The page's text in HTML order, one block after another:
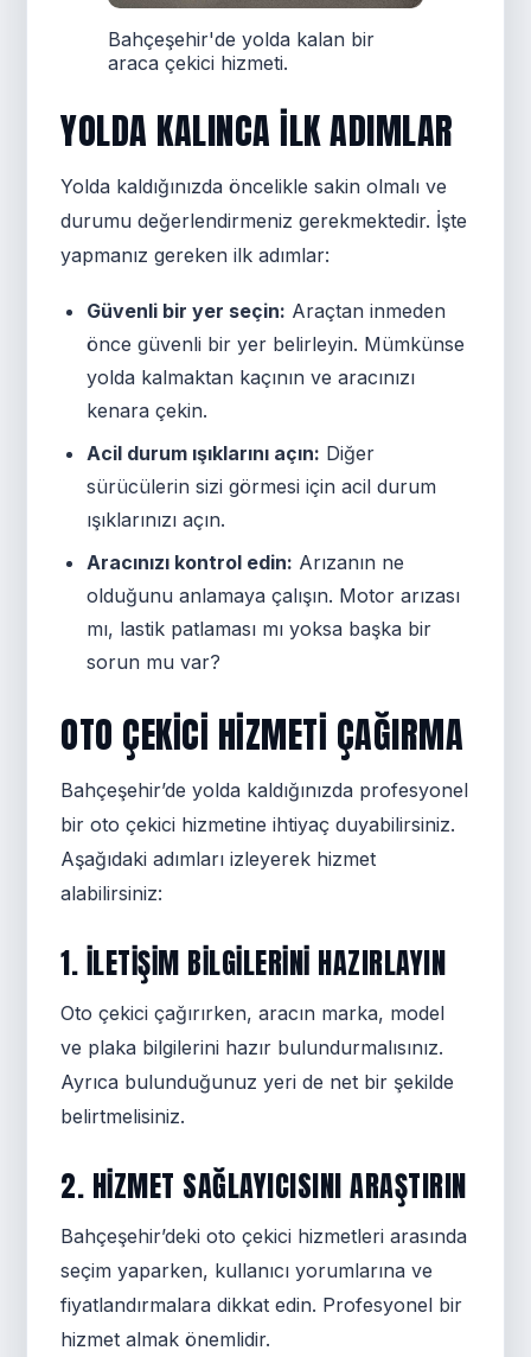
Bahçeşehir'de yolda kalan bir
araca çekici hizmeti.
YOLDA KALINCA İLK ADIMLAR
Yolda kaldığınızda öncelikle sakin olmalı ve
durumu değerlendirmeniz gerekmektedir. İşte
yapmanız gereken ilk adımlar:
Güvenli bir yer seçin: Araçtan inmeden
önce güvenli bir yer belirleyin. Mümkünse
yolda kalmaktan kaçının ve aracınızı
kenara çekin.
Acil durum ışıklarını açın: Diğer
sürücülerin sizi görmesi için acil durum
ışıklarınızı açın.
Aracınızı kontrol edin: Arızanın ne
olduğunu anlamaya çalışın. Motor arızası
mı, lastik patlaması mı yoksa başka bir
sorun mu var?
OTO ÇEKICI HIZMETI ÇAĞIRMA
Bahçeşehir’de yolda kaldığınızda profesyonel
bir oto çekici hizmetine ihtiyaç duyabilirsiniz.
Aşağıdaki adımları izleyerek hizmet
alabilirsiniz:
1. İLETIŞIM BILGILERINI HAZIRLAYIN
Oto çekici çağırırken, aracın marka, model
ve plaka bilgilerini hazır bulundurmalısınız.
Ayrıca bulunduğunuz yeri de net bir şekilde
belirtmelisiniz.
2. HIZMET SAĞLAYICISINI ARAŞTIRIN
Bahçeşehir’deki oto çekici hizmetleri arasında
seçim yaparken, kullanıcı yorumlarına ve
fiyatlandırmalara dikkat edin. Profesyonel bir
hizmet almak önemlidir.